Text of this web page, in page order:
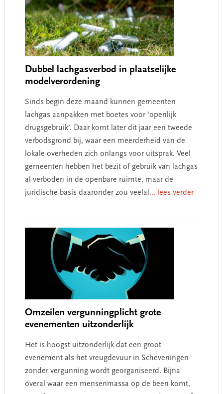
Dubbel lachgasverbod in plaatselijke
modelverordening
Sinds begin deze maand kunnen gemeenten
lachgas aanpakken met boetes voor ‘openlijk
drugsgebruik’. Daar komt later dit jaar een tweede
verbodsgrond bij, waar een meerderheid van de
lokale overheden zich onlangs voor uitsprak. Veel
gemeenten hebben het bezit of gebruik van lachgas
al verboden in de openbare ruimte, maar de
juridische basis daaronder zou veelal ... lees verder
Omzeilen vergunningplicht grote
evenementen uitzonderlijk
Het is hoogst uitzonderlijk dat een groot
evenement als het vreugdevuur in Scheveningen
zonder vergunning wordt georganiseerd. Bijna
overal waar een mensenmassa op de been komt,